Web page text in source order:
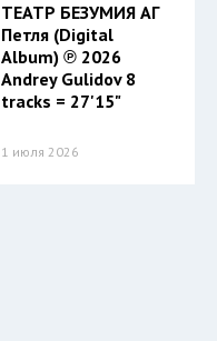
ТЕАТР БЕЗУМИЯ АГ
Петля (Digital
Album) ℗ 2026
Andrey Gulidov 8
tracks = 27'15"
1 июля 2026